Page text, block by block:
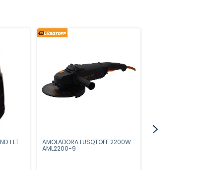
1 LT AMOLADORA LUSQTOFF 2200W
AML2200-9